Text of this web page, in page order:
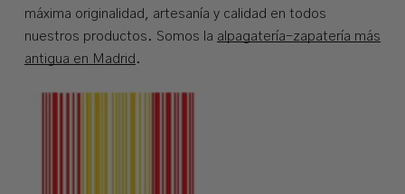
máxima originalidad, artesanía y calidad en todos
nuestros productos. Somos la alpagatería-zapatería más
antigua en Madrid .